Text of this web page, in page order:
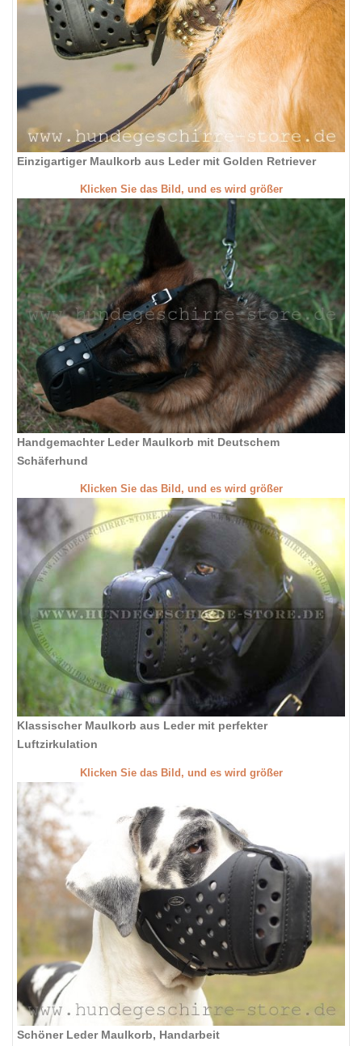
Einzigartiger Maulkorb aus Leder mit Golden Retriever
Klicken Sie das Bild, und es wird größer
Handgemachter Leder Maulkorb mit Deutschem
Schäferhund
Klicken Sie das Bild, und es wird größer
Klassischer Maulkorb aus Leder mit perfekter
Luftzirkulation
Klicken Sie das Bild, und es wird größer
Schöner Leder Maulkorb, Handarbeit